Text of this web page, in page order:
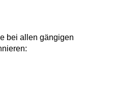
bei allen gängigen